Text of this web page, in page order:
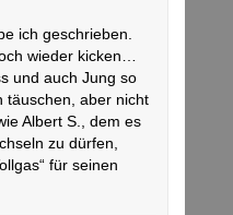
ich geschrieben.
wieder kicken…
und auch Jung so
täuschen, aber nicht
Albert S., dem es
zu dürfen,
für seinen